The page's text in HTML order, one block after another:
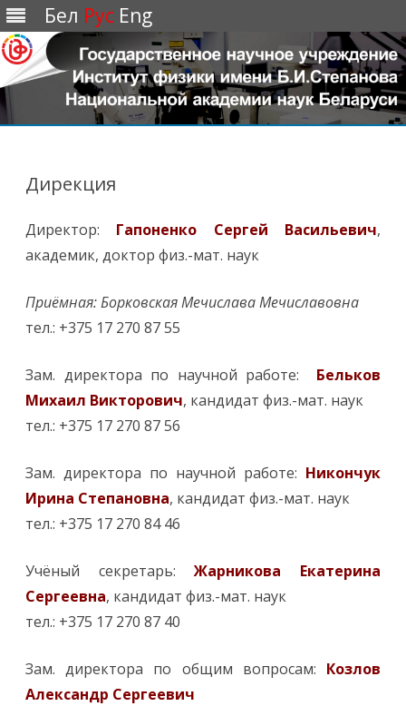
Бел Рус Eng
Дирекция
Директор: Гапоненко Сергей Васильевич,
академик, доктор физ.-мат. наук
Приёмная: Борковская Мечислава Мечиславовна
тел.: +375 17 270 87 55
Зам. директора по научной работе: Бельков
Михаил Викторович, кандидат физ.-мат. наук
тел.: +375 17 270 87 56
Зам. директора по научной работе: Никончук
Ирина Степановна, кандидат физ.-мат. наук
тел.: +375 17 270 84 46
Учёный секретарь:Жарникова Екатерина
Сергеевна, кандидат физ.-мат. наук
тел.: +375 17 270 87 40
Зам. директора по общим вопросам: Козлов
Александр Сергеевич